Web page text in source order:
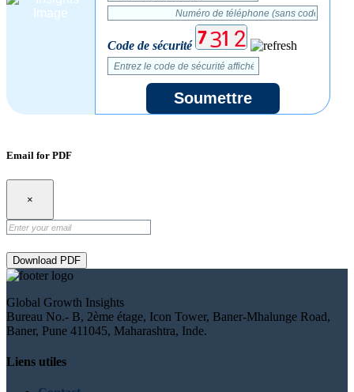
Code de sécurité
Soumettre
Email for PDF
×
Download PDF
Global Growth Insights
Bureau No.- B, 2ème étage, Icon Tower, Baner-Mhalunge Road,
Baner, Pune 411045, Maharashtra, Inde.
Liens utiles